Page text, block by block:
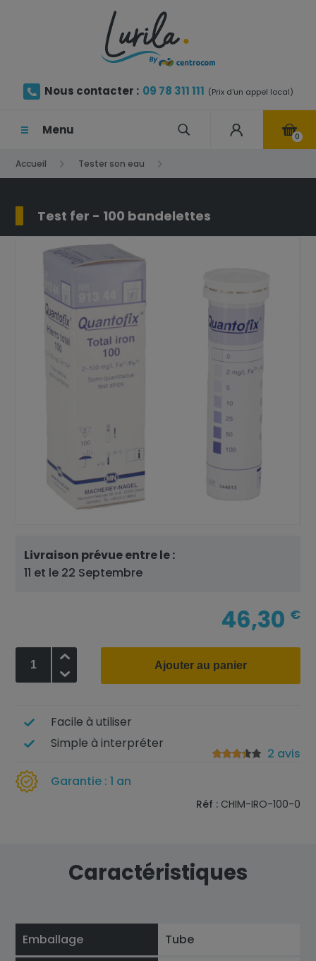
Nous contacter : 09 78 311 111 (Prix d'un appel local)
Menu 0
Accueil Tester son eau
Test fer - 100 bandelettes
Livraison prévue entre le :
11 et le 22 Septembre
46,30 €
Ajouter au panier
Facile à utiliser
Simple à interpréter
2 avis
Garantie : 1 an
Réf : CHIM-IRO-100-0
Caractéristiques
Emballage Tube